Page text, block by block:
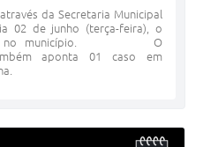
da Secretaria Municipal
02 de junho (terça-feira), o
19 no município. O
aponta 01 caso em